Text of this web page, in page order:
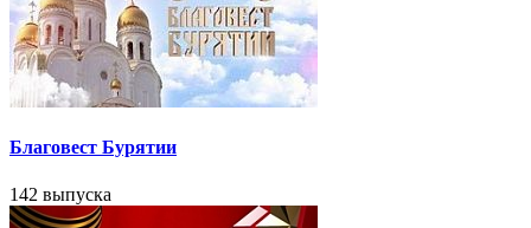
Благовест Бурятии
142 выпуска